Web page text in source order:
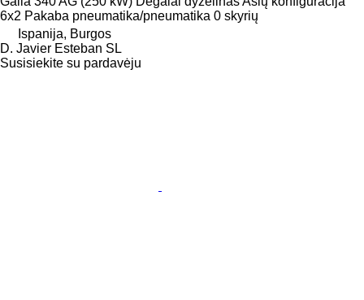
6x2 Pakaba pneumatika/pneumatika 0 skyrių
Ispanija, Burgos
D. Javier Esteban SL
Susisiekite su pardavėju